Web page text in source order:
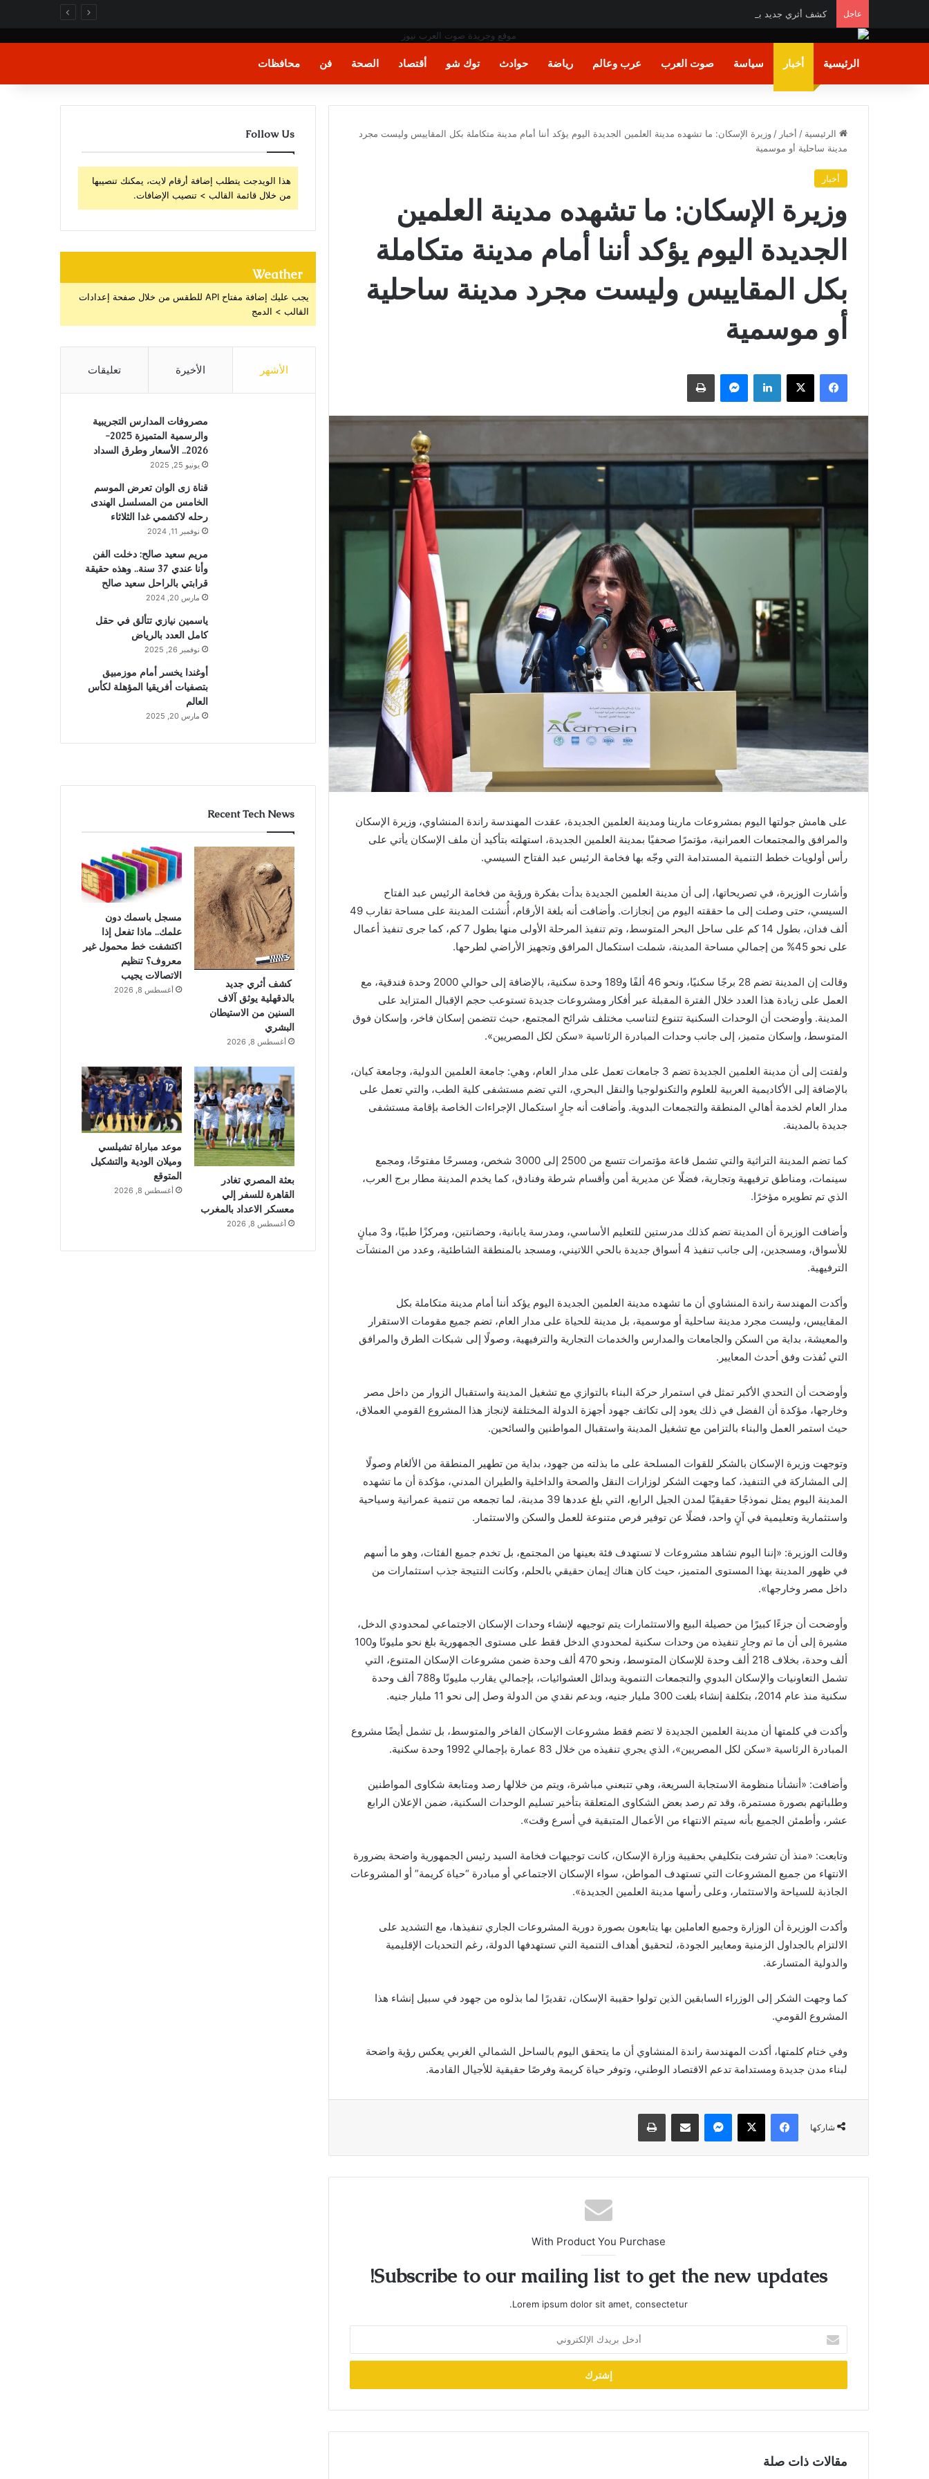
عاجل كشف أثري جديد بالدقهلية يوثق آلاف السنين من الاستيطان البشري
الرئيسية أخبار سياسة صوت العرب عرب وعالم رياضة حوادث توك شو أقتصاد الصحة فن محافظات
الرئيسية / أخبار / وزيرة الإسكان: ما تشهده مدينة العلمين الجديدة اليوم يؤكد أننا أمام مدينة متكاملة بكل المقاييس وليست مجرد
مدينة ساحلية أو موسمية
أخبار
وزيرة الإسكان: ما تشهده مدينة العلمين
الجديدة اليوم يؤكد أننا أمام مدينة متكاملة
بكل المقاييس وليست مجرد مدينة ساحلية
أو موسمية
فيسبوك X لينكدإن ماسنجر طباعة
على هامش جولتها اليوم بمشروعات مارينا ومدينة العلمين الجديدة، عقدت المهندسة راندة المنشاوي، وزيرة الإسكان
والمرافق والمجتمعات العمرانية، مؤتمرًا صحفيًا بمدينة العلمين الجديدة، استهلته بتأكيد أن ملف الإسكان يأتي على
رأس أولويات خطط التنمية المستدامة التي وجّه بها فخامة الرئيس عبد الفتاح السيسي.
وأشارت الوزيرة، في تصريحاتها، إلى أن مدينة العلمين الجديدة بدأت بفكرة ورؤية من فخامة الرئيس عبد الفتاح
السيسي، حتى وصلت إلى ما حققته اليوم من إنجازات. وأضافت أنه بلغة الأرقام، أُنشئت المدينة على مساحة تقارب 49
ألف فدان، بطول 14 كم على ساحل البحر المتوسط، وتم تنفيذ المرحلة الأولى منها بطول 7 كم، كما جرى تنفيذ أعمال
على نحو 45% من إجمالي مساحة المدينة، شملت استكمال المرافق وتجهيز الأراضي لطرحها.
وقالت إن المدينة تضم 28 برجًا سكنيًا، ونحو 46 ألفًا و189 وحدة سكنية، بالإضافة إلى حوالي 2000 وحدة فندقية، مع
العمل على زيادة هذا العدد خلال الفترة المقبلة عبر أفكار ومشروعات جديدة تستوعب حجم الإقبال المتزايد على
المدينة. وأوضحت أن الوحدات السكنية تتنوع لتناسب مختلف شرائح المجتمع، حيث تتضمن إسكان فاخر، وإسكان فوق
المتوسط، وإسكان متميز، إلى جانب وحدات المبادرة الرئاسية «سكن لكل المصريين».
ولفتت إلى أن مدينة العلمين الجديدة تضم 3 جامعات تعمل على مدار العام، وهي: جامعة العلمين الدولية، وجامعة كيان،
بالإضافة إلى الأكاديمية العربية للعلوم والتكنولوجيا والنقل البحري، التي تضم مستشفى كلية الطب، والتي تعمل على
مدار العام لخدمة أهالي المنطقة والتجمعات البدوية. وأضافت أنه جارٍ استكمال الإجراءات الخاصة بإقامة مستشفى
جديدة بالمدينة.
كما تضم المدينة التراثية والتي تشمل قاعة مؤتمرات تتسع من 2500 إلى 3000 شخص، ومسرحًا مفتوحًا، ومجمع
سينمات، ومناطق ترفيهية وتجارية، فضلًا عن مديرية أمن وأقسام شرطة وفنادق، كما يخدم المدينة مطار برج العرب،
الذي تم تطويره مؤخرًا.
وأضافت الوزيرة أن المدينة تضم كذلك مدرستين للتعليم الأساسي، ومدرسة يابانية، وحضانتين، ومركزًا طبيًا، و3 مبانٍ
للأسواق، ومسجدين، إلى جانب تنفيذ 4 أسواق جديدة بالحي اللاتيني، ومسجد بالمنطقة الشاطئية، وعدد من المنشآت
الترفيهية.
وأكدت المهندسة راندة المنشاوي أن ما تشهده مدينة العلمين الجديدة اليوم يؤكد أننا أمام مدينة متكاملة بكل
المقاييس، وليست مجرد مدينة ساحلية أو موسمية، بل مدينة للحياة على مدار العام، تضم جميع مقومات الاستقرار
والمعيشة، بداية من السكن والجامعات والمدارس والخدمات التجارية والترفيهية، وصولًا إلى شبكات الطرق والمرافق
التي نُفذت وفق أحدث المعايير.
وأوضحت أن التحدي الأكبر تمثل في استمرار حركة البناء بالتوازي مع تشغيل المدينة واستقبال الزوار من داخل مصر
وخارجها، مؤكدة أن الفضل في ذلك يعود إلى تكاتف جهود أجهزة الدولة المختلفة لإنجاز هذا المشروع القومي العملاق،
حيث استمر العمل والبناء بالتزامن مع تشغيل المدينة واستقبال المواطنين والسائحين.
وتوجهت وزيرة الإسكان بالشكر للقوات المسلحة على ما بذلته من جهود، بداية من تطهير المنطقة من الألغام وصولًا
إلى المشاركة في التنفيذ، كما وجهت الشكر لوزارات النقل والصحة والداخلية والطيران المدني، مؤكدة أن ما تشهده
المدينة اليوم يمثل نموذجًا حقيقيًا لمدن الجيل الرابع، التي بلغ عددها 39 مدينة، لما تجمعه من تنمية عمرانية وسياحية
واستثمارية وتعليمية في آنٍ واحد، فضلًا عن توفير فرص متنوعة للعمل والسكن والاستثمار.
وقالت الوزيرة: «إننا اليوم نشاهد مشروعات لا تستهدف فئة بعينها من المجتمع، بل تخدم جميع الفئات، وهو ما أسهم
في ظهور المدينة بهذا المستوى المتميز، حيث كان هناك إيمان حقيقي بالحلم، وكانت النتيجة جذب استثمارات من
داخل مصر وخارجها».
وأوضحت أن جزءًا كبيرًا من حصيلة البيع والاستثمارات يتم توجيهه لإنشاء وحدات الإسكان الاجتماعي لمحدودي الدخل،
مشيرة إلى أن ما تم وجارٍ تنفيذه من وحدات سكنية لمحدودي الدخل فقط على مستوى الجمهورية بلغ نحو مليونًا و100
ألف وحدة، بخلاف 218 ألف وحدة للإسكان المتوسط، ونحو 470 ألف وحدة ضمن مشروعات الإسكان المتنوع، التي
تشمل التعاونيات والإسكان البدوي والتجمعات التنموية وبدائل العشوائيات، بإجمالي يقارب مليونًا و788 ألف وحدة
سكنية منذ عام 2014، بتكلفة إنشاء بلغت 300 مليار جنيه، وبدعم نقدي من الدولة وصل إلى نحو 11 مليار جنيه.
وأكدت في كلمتها أن مدينة العلمين الجديدة لا تضم فقط مشروعات الإسكان الفاخر والمتوسط، بل تشمل أيضًا مشروع
المبادرة الرئاسية «سكن لكل المصريين»، الذي يجري تنفيذه من خلال 83 عمارة بإجمالي 1992 وحدة سكنية.
وأضافت: «أنشأنا منظومة الاستجابة السريعة، وهي تتبعني مباشرة، ويتم من خلالها رصد ومتابعة شكاوى المواطنين
وطلباتهم بصورة مستمرة، وقد تم رصد بعض الشكاوى المتعلقة بتأخير تسليم الوحدات السكنية، ضمن الإعلان الرابع
عشر، وأطمئن الجميع بأنه سيتم الانتهاء من الأعمال المتبقية في أسرع وقت».
وتابعت: «منذ أن تشرفت بتكليفي بحقيبة وزارة الإسكان، كانت توجيهات فخامة السيد رئيس الجمهورية واضحة بضرورة
الانتهاء من جميع المشروعات التي تستهدف المواطن، سواء الإسكان الاجتماعي أو مبادرة “حياة كريمة” أو المشروعات
الجاذبة للسياحة والاستثمار، وعلى رأسها مدينة العلمين الجديدة».
وأكدت الوزيرة أن الوزارة وجميع العاملين بها يتابعون بصورة دورية المشروعات الجاري تنفيذها، مع التشديد على
الالتزام بالجداول الزمنية ومعايير الجودة، لتحقيق أهداف التنمية التي تستهدفها الدولة، رغم التحديات الإقليمية
والدولية المتسارعة.
كما وجهت الشكر إلى الوزراء السابقين الذين تولوا حقيبة الإسكان، تقديرًا لما بذلوه من جهود في سبيل إنشاء هذا
المشروع القومي.
وفي ختام كلمتها، أكدت المهندسة راندة المنشاوي أن ما يتحقق اليوم بالساحل الشمالي الغربي يعكس رؤية واضحة
لبناء مدن جديدة ومستدامة تدعم الاقتصاد الوطني، وتوفر حياة كريمة وفرصًا حقيقية للأجيال القادمة.
شاركها
فيسبوك X ماسنجر مشاركة عبر البريد طباعة
With Product You Purchase
Subscribe to our mailing list to get the new updates!
Lorem ipsum dolor sit amet, consectetur.
بريدك
الإلكتروني
مقالات ذات صلة
Follow Us
هذا الويدجت يتطلب إضافة أرقام لايت، يمكنك تنصيبها
من خلال قائمة القالب > تنصيب الإضافات.
Weather
يجب عليك إضافة مفتاح API للطقس من خلال صفحة إعدادات
القالب > الدمج
الأشهر الأخيرة تعليقات
مصروفات المدارس التجريبية
والرسمية المتميزة 2025-
2026.. الأسعار وطرق السداد
يونيو 25, 2025
قناة زى الوان تعرض الموسم
الخامس من المسلسل الهندى
رحله لاكشمي غدا الثلاثاء
نوفمبر 11, 2024
مريم سعيد صالح: دخلت الفن
وأنا عندي 37 سنة.. وهذه حقيقة
قرابتي بالراحل سعيد صالح
مارس 20, 2024
ياسمين نيازي تتألق في حقل
كامل العدد بالرياض
نوفمبر 26, 2025
أوغندا يخسر أمام موزمبيق
بتصفيات أفريقيا المؤهلة لكأس
العالم
مارس 20, 2025
Recent Tech News
كشف أثري جديد
بالدقهلية يوثق آلاف
السنين من الاستيطان
البشري
أغسطس 8, 2026
مسجل باسمك دون
علمك.. ماذا تفعل إذا
اكتشفت خط محمول غير
معروف؟ تنظيم
الاتصالات يجيب
أغسطس 8, 2026
بعثة المصري تغادر
القاهرة للسفر إلي
معسكر الاعداد بالمغرب
أغسطس 8, 2026
موعد مباراة تشيلسي
وميلان الودية والتشكيل
المتوقع
أغسطس 8, 2026